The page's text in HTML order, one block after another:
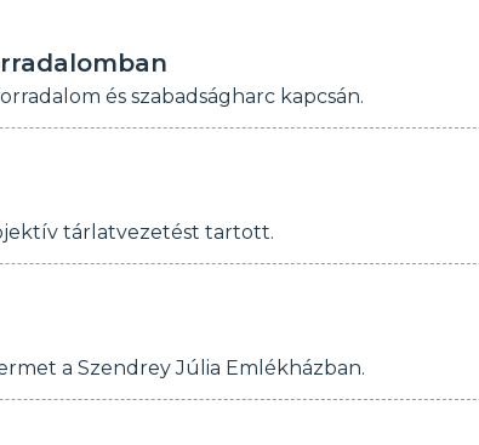
és szabadságharc kapcsán.
tárlatvezetést tartott.
a Szendrey Júlia Emlékházban.